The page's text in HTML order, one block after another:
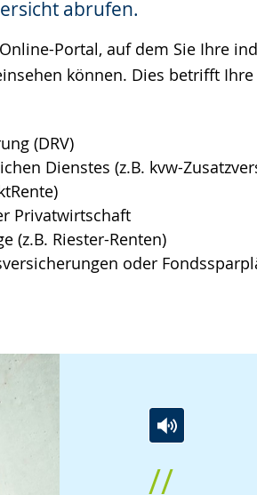
abrufen.
Portal, auf dem Sie Ihre
können. Dies betrifft
(DRV)
Dienstes (z.B. kvw-
Privatwirtschaft
(z.B. Riester-Renten)
oder
Leichten
Audio-
Video